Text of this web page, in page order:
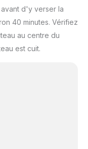
d'y verser la
40 minutes. Vérifiez
au centre du
est cuit.